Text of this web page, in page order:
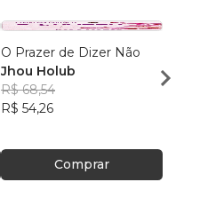
O Prazer de Dizer Não
Jhou Holub
R$ 68,54
R$ 54,26
Comprar